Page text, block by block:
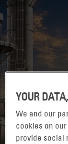
VOLVER A
YOUR
We and our
cookies on
provide social